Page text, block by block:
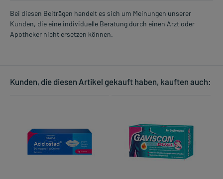
Bei diesen Beiträgen handelt es sich um Meinungen unserer
Kunden, die eine individuelle Beratung durch einen Arzt oder
Apotheker nicht ersetzen können.
Kunden, die diesen Artikel gekauft haben, kauften auch: